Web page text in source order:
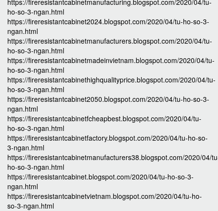
https://fireresistantcabinetmanufacturing.blogspot.com/2020/04/tu-
ho-so-3-ngan.html
https://fireresistantcabinet2024.blogspot.com/2020/04/tu-ho-so-3-
ngan.html
https://fireresistantcabinetmanufacturers.blogspot.com/2020/04/tu-
ho-so-3-ngan.html
https://fireresistantcabinetmadeinvietnam.blogspot.com/2020/04/tu-
ho-so-3-ngan.html
https://fireresistantcabinethighqualityprice.blogspot.com/2020/04/tu-
ho-so-3-ngan.html
https://fireresistantcabinet2050.blogspot.com/2020/04/tu-ho-so-3-
ngan.html
https://fireresistantcabinetfcheapbest.blogspot.com/2020/04/tu-
ho-so-3-ngan.html
https://fireresistantcabinetfactory.blogspot.com/2020/04/tu-ho-so-
3-ngan.html
https://fireresistantcabinetmanufacturers38.blogspot.com/2020/04/
ho-so-3-ngan.html
https://fireresistantcabinet.blogspot.com/2020/04/tu-ho-so-3-
ngan.html
https://fireresistantcabinetvietnam.blogspot.com/2020/04/tu-ho-
so-3-ngan.html